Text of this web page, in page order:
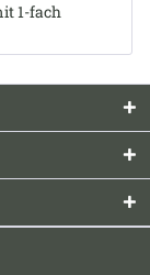
1-fach